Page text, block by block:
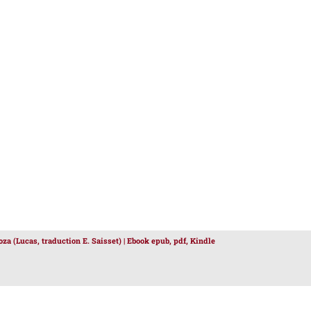
(Lucas, traduction E. Saisset) | Ebook epub, pdf, Kindle